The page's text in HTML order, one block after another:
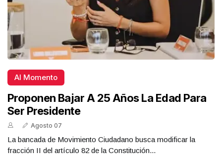
Al Momento
Proponen Bajar A 25 Años La Edad Para
Ser Presidente
Agosto 07
La bancada de Movimiento Ciudadano busca modificar la
fracción II del artículo 82 de la Constitución...